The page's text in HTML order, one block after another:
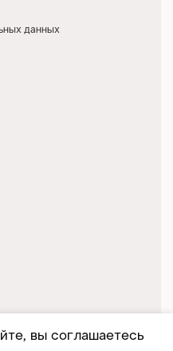
данных
вы соглашаетесь